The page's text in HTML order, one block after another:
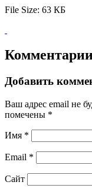
File Size: 63 КБ
Добавить
Ваш адрес email не
помечены *
Имя *
Email *
Сайт